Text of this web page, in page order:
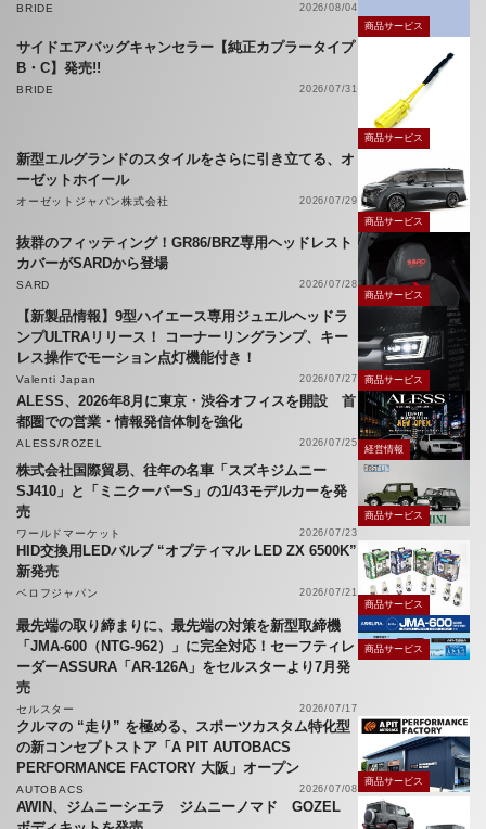
BRIDE
2026/08/04
商品サービス
サイドエアバッグキャンセラー【純正カプラータイプ
B・C】発売!!
BRIDE 2026/07/31
商品サービス
新型エルグランドのスタイルをさらに引き立てる、オ
ーゼットホイール
オーゼットジャパン株式会社
2026/07/29
商品サービス
抜群のフィッティング！GR86/BRZ専用ヘッドレスト
カバーがSARDから登場
SARD
2026/07/28
商品サービス
【新製品情報】9型ハイエース専用ジュエルヘッドラ
ンプULTRAリリース！ コーナーリングランプ、キー
レス操作でモーション点灯機能付き！
Valenti Japan 2026/07/27 商品サービス
ALESS、2026年8月に東京・渋谷オフィスを開設 首
都圏での営業・情報発信体制を強化
ALESS/ROZEL 2026/07/25
経営情報
株式会社国際貿易、往年の名車「スズキジムニー
SJ410」と「ミニクーパーS」の1/43モデルカーを発
売
ワールドマーケット 2026/07/23
商品サービス
HID交換用LEDバルブ “オプティマル LED ZX 6500K”
新発売
ベロフジャパン
2026/07/21
商品サービス
最先端の取り締まりに、最先端の対策を新型取締機
「JMA-600（NTG-962）」に完全対応！セーフティレ
ーダーASSURA「AR-126A」をセルスターより7月発
売
セルスター 2026/07/17
商品サービス
クルマの “走り” を極める、スポーツカスタム特化型
の新コンセプトストア「A PIT AUTOBACS
PERFORMANCE FACTORY 大阪」オープン
AUTOBACS 2026/07/08
商品サービス
AWIN、ジムニーシエラ ジムニーノマド GOZEL